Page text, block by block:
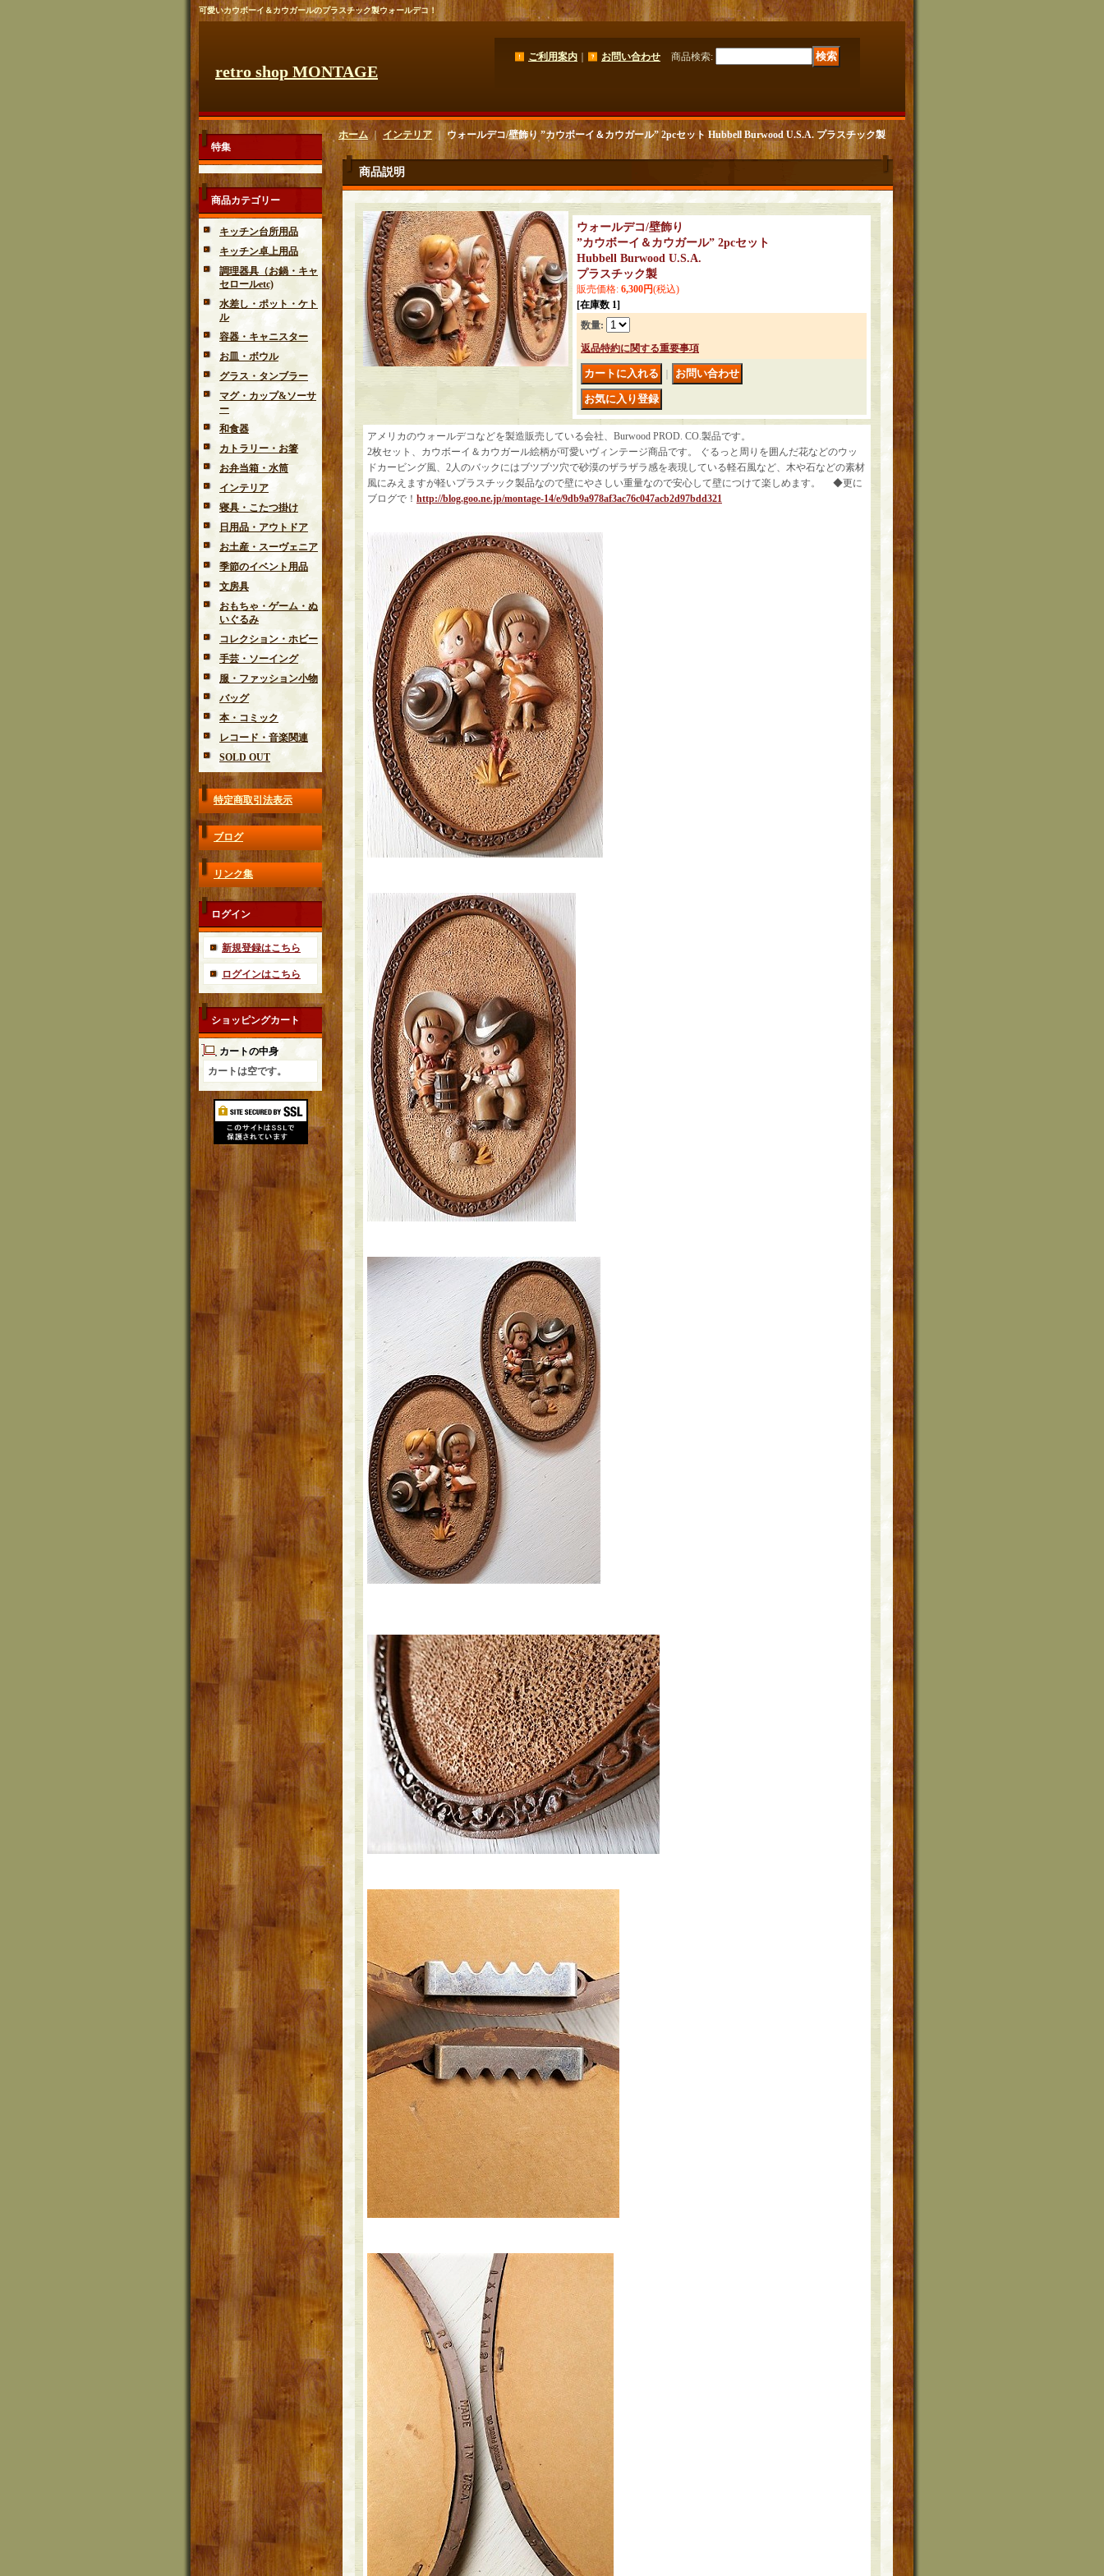
可愛いカウボーイ＆カウガールのプラスチック製ウォールデコ！
retro shop MONTAGE
ご利用案内 お問い合わせ 商品検索:
特集
商品カテゴリー
キッチン台所用品
キッチン卓上用品
調理器具（お鍋・キャ
セロールetc)
水差し・ポット・ケト
ル
容器・キャニスター
お皿・ボウル
グラス・タンブラー
マグ・カップ&ソーサ
ー
和食器
カトラリー・お箸
お弁当箱・水筒
インテリア
寝具・こたつ掛け
日用品・アウトドア
お土産・スーヴェニア
季節のイベント用品
文房具
おもちゃ・ゲーム・ぬ
いぐるみ
コレクション・ホビー
手芸・ソーイング
服・ファッション小物
バッグ
本・コミック
レコード・音楽関連
SOLD OUT
特定商取引法表示
ブログ
リンク集
ログイン
新規登録はこちら
ログインはこちら
ショッピングカート
カートの中身
カートは空です。
ホーム｜ インテリア｜ ウォールデコ/壁飾り ”カウボーイ＆カウガール” 2pcセット Hubbell Burwood U.S.A. プラスチック製
商品説明
ウォールデコ/壁飾り
”カウボーイ＆カウガール” 2pcセット
Hubbell Burwood U.S.A.
プラスチック製
販売価格: 6,300円(税込)
[在庫数 1]
数量:
返品特約に関する重要事項
アメリカのウォールデコなどを製造販売している会社、Burwood PROD. CO.製品です。
2枚セット、カウボーイ＆カウガール絵柄が可愛いヴィンテージ商品です。 ぐるっと周りを囲んだ花などのウッ
ドカービング風、2人のバックにはブツブツ穴で砂漠のザラザラ感を表現している軽石風など、木や石などの素材
風にみえますが軽いプラスチック製品なので壁にやさしい重量なので安心して壁につけて楽しめます。 ◆更に
ブログで！ http://blog.goo.ne.jp/montage-14/e/9db9a978af3ac76c047acb2d97bdd321